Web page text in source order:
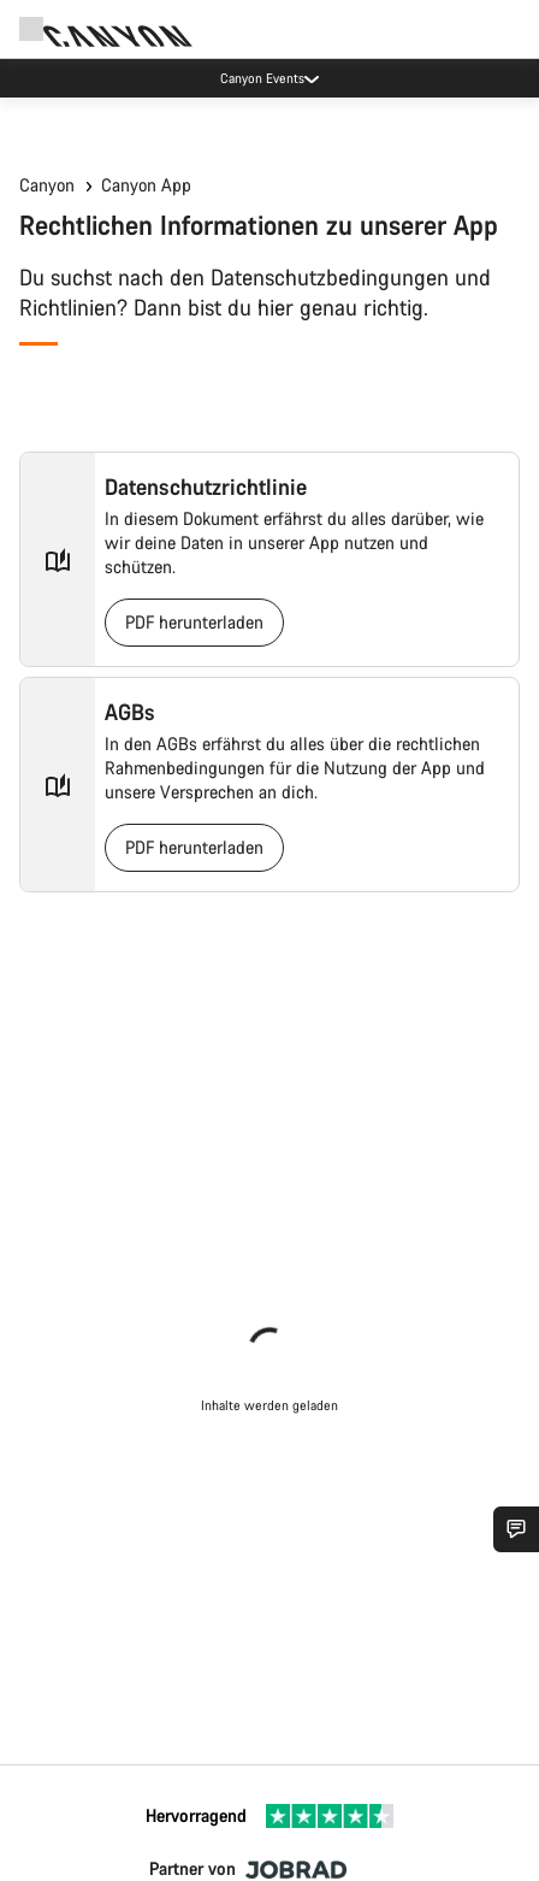
Canyon Events
Canyon Canyon App
Rechtlichen Informationen zu unserer App
Du suchst nach den Datenschutzbedingungen und
Richtlinien? Dann bist du hier genau richtig.
Datenschutzrichtlinie
In diesem Dokument erfährst du alles darüber, wie
wir deine Daten in unserer App nutzen und
schützen.
PDF herunterladen
AGBs
In den AGBs erfährst du alles über die rechtlichen
Rahmenbedingungen für die Nutzung der App und
unsere Versprechen an dich.
PDF herunterladen
Inhalte werden geladen
Hervorragend
Partner von
Schließen